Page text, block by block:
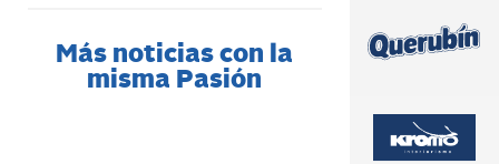
Más noticias con la
misma Pasión